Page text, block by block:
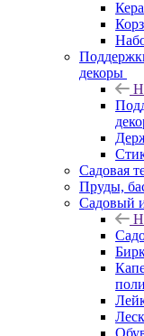
декоры
Садовая
Пруды,
Садовый